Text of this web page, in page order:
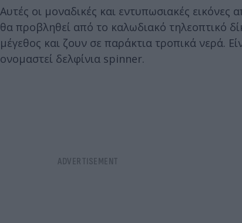
Αυτές οι μοναδικές και εντυπωσιακές εικόνες
θα προβληθεί από το καλωδιακό τηλεοπτικό
μέγεθος και ζουν σε παράκτια τροπικά νερά.
ονομαστεί δελφίνια spinner.